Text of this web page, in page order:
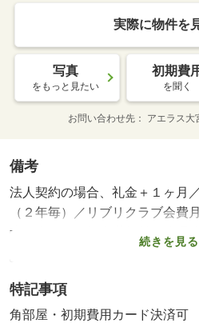
実際に物件を
写真
をもっと見たい
初期費
を聞く
お問い合わせ先 アエラス
備考
法人契約の場合、礼金＋１ヶ月
（２年毎）／リブリクラブ会費
違約金有（１年未満賃料＋管理
借主負担（使用時）・賃貸保証
座振替手数料：３３０円）・鍵
円～・オンラインで申込から契
続きを見る
特記事項
角部屋・初期費用カード決済可